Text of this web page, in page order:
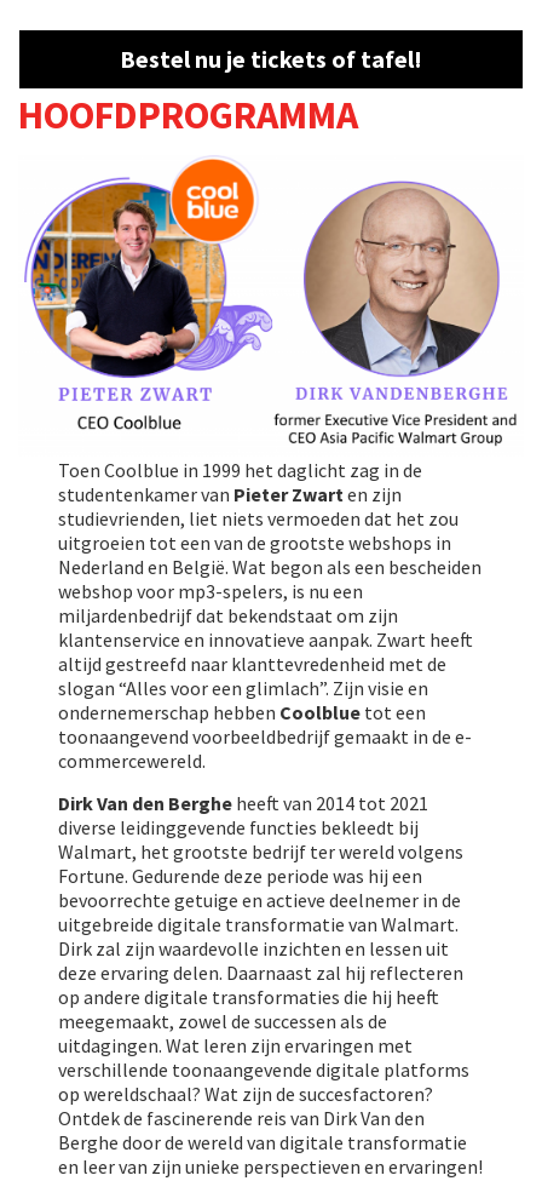
Bestel nu je tickets of tafel!
HOOFDPROGRAMMA
Toen Coolblue in 1999 het daglicht zag in de
studentenkamer van Pieter Zwarten zijn
studievrienden, liet niets vermoeden dat het zou
uitgroeien tot een van de grootste webshops in
Nederland en België. Wat begon als een bescheiden
webshop voor mp3-spelers, is nu een
miljardenbedrijf dat bekendstaat om zijn
klantenservice en innovatieve aanpak. Zwart heeft
altijd gestreefd naar klanttevredenheid met de
slogan “Alles voor een glimlach”. Zijn visie en
ondernemerschap hebben Coolblue tot een
toonaangevend voorbeeldbedrijf gemaakt in de e-
commercewereld.
Dirk Van den Berghe heeft van 2014 tot 2021
diverse leidinggevende functies bekleedt bij
Walmart, het grootste bedrijf ter wereld volgens
Fortune. Gedurende deze periode was hij een
bevoorrechte getuige en actieve deelnemer in de
uitgebreide digitale transformatie van Walmart.
Dirk zal zijn waardevolle inzichten en lessen uit
deze ervaring delen. Daarnaast zal hij reflecteren
op andere digitale transformaties die hij heeft
meegemaakt, zowel de successen als de
uitdagingen. Wat leren zijn ervaringen met
verschillende toonaangevende digitale platforms
op wereldschaal? Wat zijn de succesfactoren?
Ontdek de fascinerende reis van Dirk Van den
Berghe door de wereld van digitale transformatie
en leer van zijn unieke perspectieven en ervaringen!